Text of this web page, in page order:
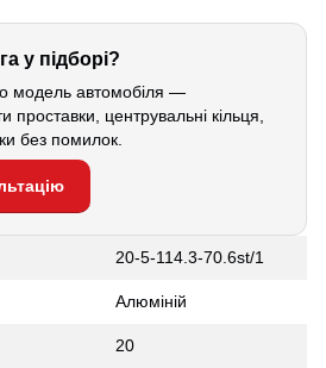
у підборі?
модель автомобіля —
проставки, центрувальні кільця,
без помилок.
20-5-114.3-70.6st/1
Алюміній
20